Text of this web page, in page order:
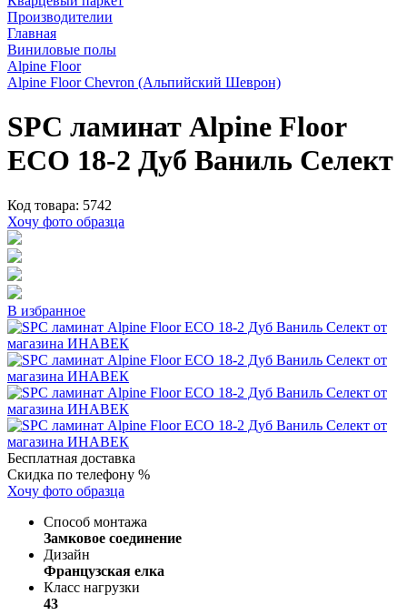
Производителии
Главная
Виниловые полы
Alpine Floor
Alpine Floor Chevron (Альпийский Шеврон)
SPC ламинат Alpine Floor
ECO 18-2 Дуб Ваниль Селект
Код товара: 5742
Хочу фото образца
В избранное
Бесплатная доставка
Скидка по телефону %
Хочу фото образца
Способ монтажа
Замковое соединение
Дизайн
Французская елка
Класс нагрузки
43